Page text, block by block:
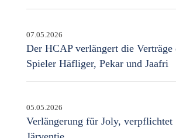
07.05.2026
Der HCAP verlängert die Verträge
Spieler Häfliger, Pekar und Jaafri
05.05.2026
Verlängerung für Joly, verpflichtet